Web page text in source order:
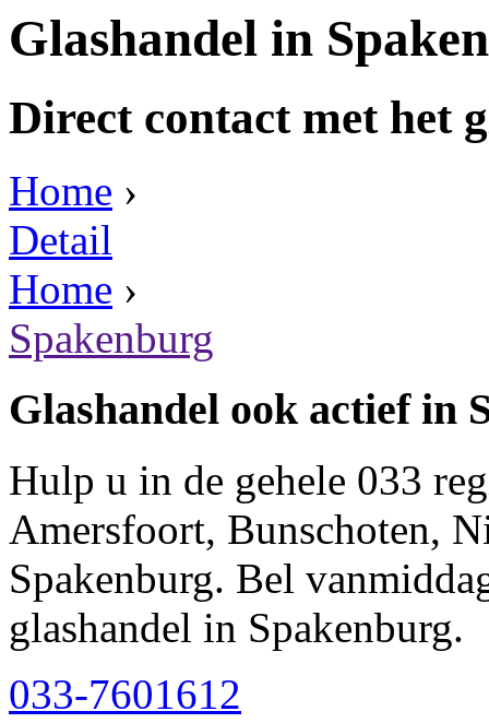
Glashandel in
Direct contact met het
Home ›
Detail
Home ›
Spakenburg
Glashandel ook actief in
Hulp u in de gehele 033
Amersfoort, Bunschoten,
Spakenburg. Bel
glashandel in Spakenburg.
033-7601612